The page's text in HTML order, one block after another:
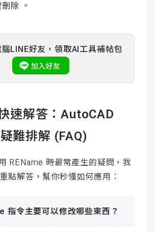
除 。
LINE好友，領取AI工具補帖包
速解答：AutoCAD
難排解 (FAQ)
REName 時最常產生的疑問，我
點解答，幫你秒懂如何應用：
指令主要可以修改哪些東西？